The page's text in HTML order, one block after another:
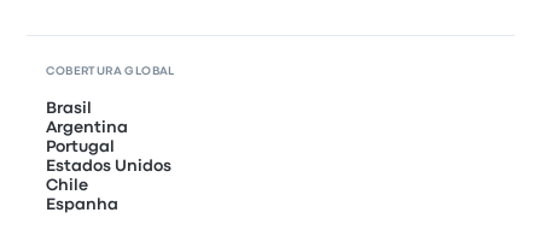
COBERTURA GLOBAL
Brasil
Argentina
Portugal
Estados Unidos
Chile
Espanha